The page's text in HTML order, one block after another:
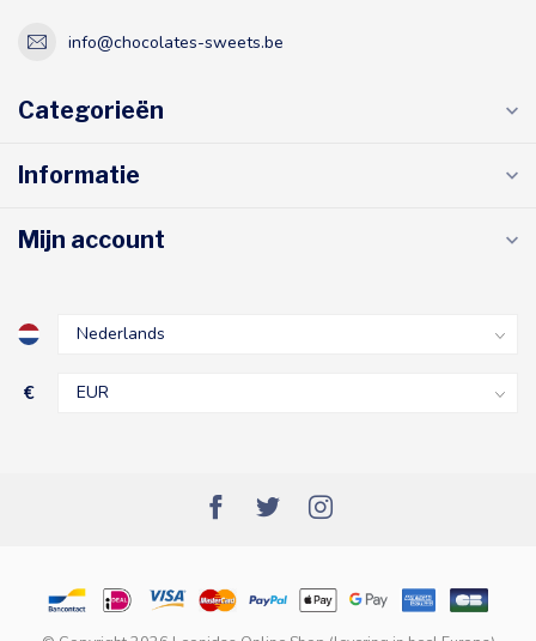
info@chocolates-sweets.be
Categorieën
Informatie
Mijn account
€